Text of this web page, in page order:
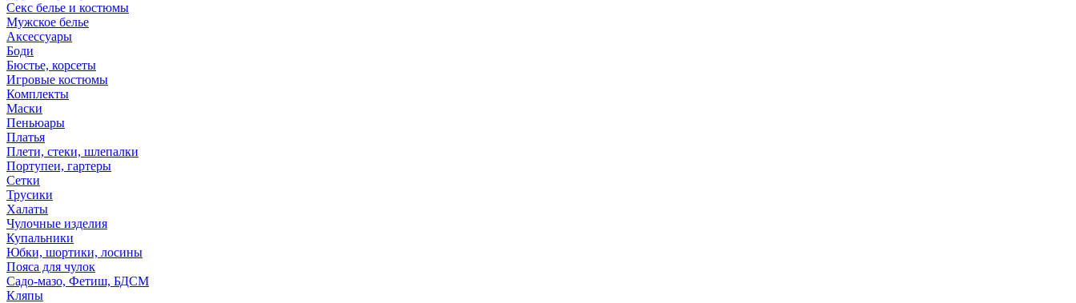
Секс белье и костюмы
Мужское белье
Аксессуары
Боди
Бюстье, корсеты
Игровые костюмы
Комплекты
Маски
Пеньюары
Платья
Плети, стеки, шлепалки
Портупеи, гартеры
Сетки
Трусики
Халаты
Чулочные изделия
Купальники
Юбки, шортики, лосины
Пояса для чулок
Садо-мазо, Фетиш, БДСМ
Кляпы